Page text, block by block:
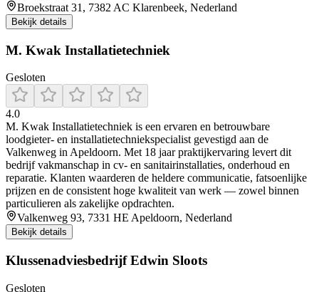
Broekstraat 31, 7382 AC Klarenbeek, Nederland
Bekijk details
M. Kwak Installatietechniek
Gesloten
4.0
M. Kwak Installatietechniek is een ervaren en betrouwbare
loodgieter- en installatietechniekspecialist gevestigd aan de
Valkenweg in Apeldoorn. Met 18 jaar praktijkervaring levert dit
bedrijf vakmanschap in cv- en sanitairinstallaties, onderhoud en
reparatie. Klanten waarderen de heldere communicatie, fatsoenlijke
prijzen en de consistent hoge kwaliteit van werk — zowel binnen
particulieren als zakelijke opdrachten.
Valkenweg 93, 7331 HE Apeldoorn, Nederland
Bekijk details
Klussenadviesbedrijf Edwin Sloots
Gesloten